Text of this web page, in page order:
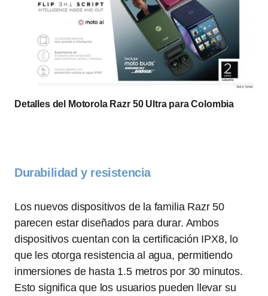
Detalles del Motorola Razr 50 Ultra para Colombia
Durabilidad y resistencia
Los nuevos dispositivos de la familia Razr 50
parecen estar diseñados para durar. Ambos
dispositivos cuentan con la certificación IPX8, lo
que les otorga resistencia al agua, permitiendo
inmersiones de hasta 1.5 metros por 30 minutos.
Esto significa que los usuarios pueden llevar su